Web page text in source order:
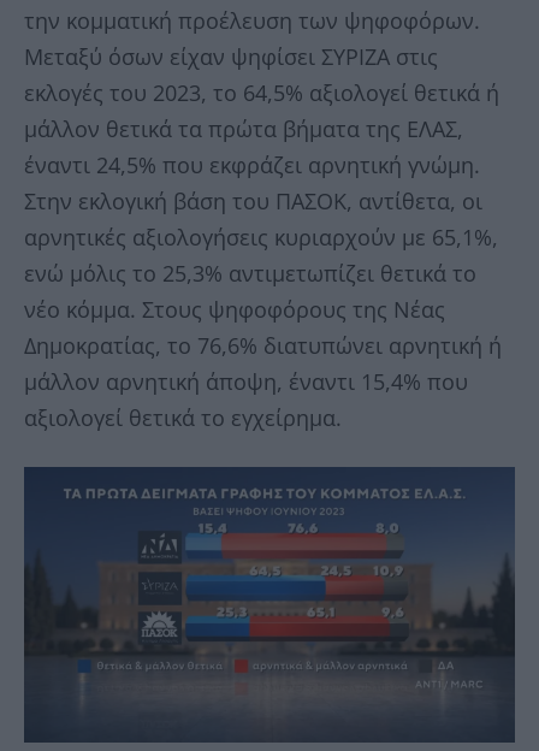
την κομματική προέλευση των ψηφοφόρων.
Μεταξύ όσων είχαν ψηφίσει ΣΥΡΙΖΑ στις
εκλογές του 2023, το 64,5% αξιολογεί θετικά ή
μάλλον θετικά τα πρώτα βήματα της ΕΛΑΣ,
έναντι 24,5% που εκφράζει αρνητική γνώμη.
Στην εκλογική βάση του ΠΑΣΟΚ, αντίθετα, οι
αρνητικές αξιολογήσεις κυριαρχούν με 65,1%,
ενώ μόλις το 25,3% αντιμετωπίζει θετικά το
νέο κόμμα. Στους ψηφοφόρους της Νέας
Δημοκρατίας, το 76,6% διατυπώνει αρνητική ή
μάλλον αρνητική άποψη, έναντι 15,4% που
αξιολογεί θετικά το εγχείρημα.